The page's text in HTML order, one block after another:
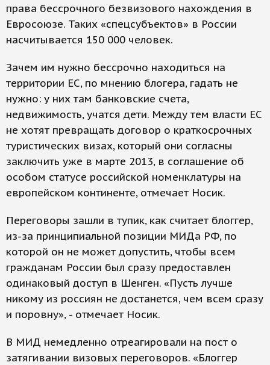
права бессрочного безвизового нахождения в
Евросоюзе. Таких «спецсубъектов» в России
насчитывается 150 000 человек.
Зачем им нужно бессрочно находиться на
территории ЕС, по мнению блогера, гадать не
нужно: у них там банковские счета,
недвижимость, учатся дети. Между тем власти ЕС
не хотят превращать договор о краткосрочных
туристических визах, который они согласны
заключить уже в марте 2013, в соглашение об
особом статусе российской номенклатуры на
европейском континенте, отмечает Носик.
Переговоры зашли в тупик, как считает блоггер,
из-за принципиальной позиции МИДа РФ, по
которой он не может допустить, чтобы всем
гражданам России был сразу предоставлен
одинаковый доступ в Шенген. «Пусть лучше
никому из россиян не достанется, чем всем сразу
и поровну», - отмечает Носик.
В МИД немедленно отреагировали на пост о
затягивании визовых переговоров. «Блоггер